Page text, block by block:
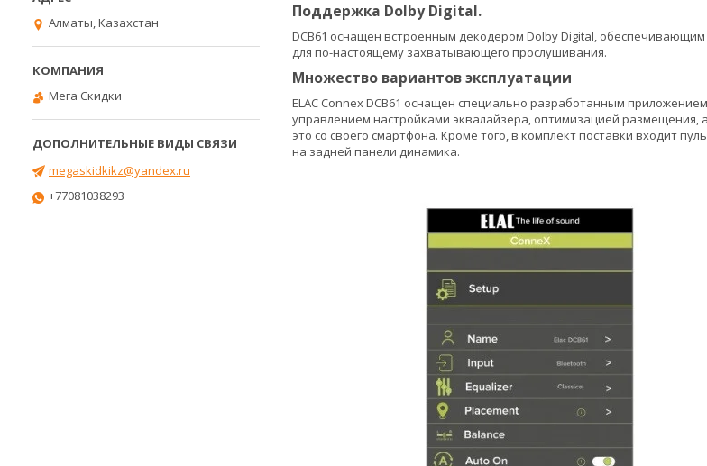
Поддержка Dolby Digital.
DCB61 оснащен встроенным декодером Dolby Digital,
для по-настоящему захватывающего прослушивания.
Множество вариантов эксплуатации
ELAC Connex DCB61 оснащен специально разработанным
управлением настройками эквалайзера, оптимизацией размещения,
это со своего смартфона. Кроме того, в комплект поставки входит
на задней панели динамика.
Алматы, Казахстан
Мега Скидки
megaskidkikz@yandex.ru
+77081038293